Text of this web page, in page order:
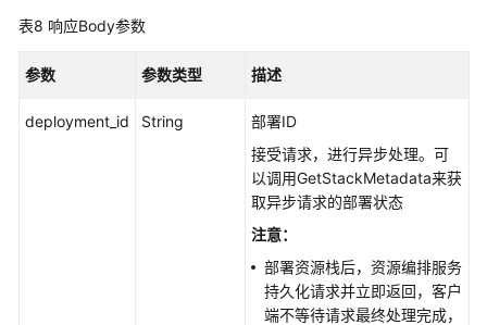
表8 响应Body参数
参数 参数类型 描述
deployment_id String
部署ID
接受请求，进行异步处理。可
以调用GetStackMetadata来获
取异步请求的部署状态
注意：
部署资源栈后，资源编排服务
持久化请求并立即返回，客户
端不等待请求最终处理完成，